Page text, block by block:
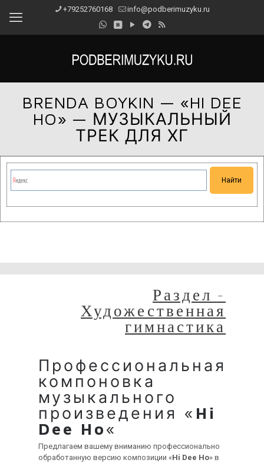
+79252760168 info@podberimuzyku.ru
BRENDA BOYKIN — «HI DEE
HO» — МУЗЫКАЛЬНЫЙ
ТРЕК ДЛЯ ХГ
Раздел -
Художественная
гимнастика
Профессиональная
компоновка
музыкального
произведения « Hi
Dee Ho«
Предлагаем вашему вниманию профессионально
обработанную версию композиции «Hi Dee Ho» в